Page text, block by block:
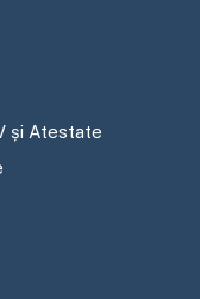
și Atestate